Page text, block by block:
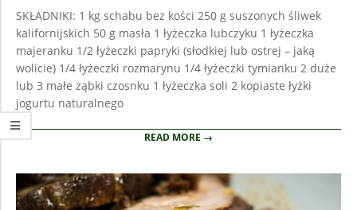
18
SKŁADNIKI: 1 kg schabu bez kości 250 g suszonych śliwek
kalifornijskich 50 g masła 1 łyżeczka lubczyku 1 łyżeczka
majeranku 1/2 łyżeczki papryki (słodkiej lub ostrej – jaką
wolicie) 1/4 łyżeczki rozmarynu 1/4 łyżeczki tymianku 2 duże
lub 3 małe ząbki czosnku 1 łyżeczka soli 2 kopiaste łyżki
jogurtu naturalnego
READ MORE →